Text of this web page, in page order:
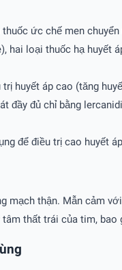
ức chế men
hai loại thuốc hạ huyết
huyết áp cao (tăng
đầy đủ chỉ bằng
để điều trị cao huyết
mạch thận. Mẫn cảm
thất trái của tim, bao